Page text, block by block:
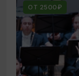
ОТ 2500₽